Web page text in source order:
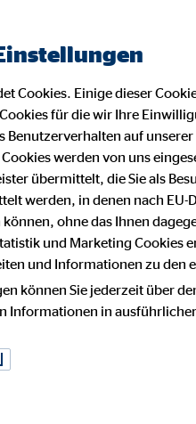
Cookies. Einige dieser
für die wir Ihre
Benutzerverhalten auf
werden von uns
übermittelt, die Sie als
werden, in denen nach
können, ohne das Ihnen
und Marketing Cookies
und Informationen zu den
können Sie jederzeit über
Informationen in